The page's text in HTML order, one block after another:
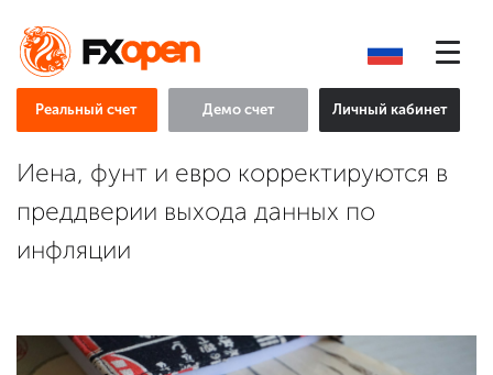
Реальный счет Демо счет Личный кабинет
Иена, фунт и евро корректируются в
преддверии выхода данных по
инфляции